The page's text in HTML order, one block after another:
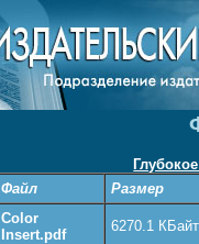
Файл
Размер
Color
Insert.pdf
6270.1 КБайт